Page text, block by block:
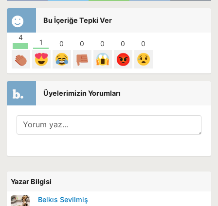
Bu İçeriğe Tepki Ver
4
1 0 0 0 0 0
Üyelerimizin Yorumları
Yazar Bilgisi
Belkıs Sevilmiş